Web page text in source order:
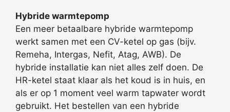
Hybride warmtepomp
Een meer betaalbare hybride warmtepomp
werkt samen met een CV-ketel op gas (bijv.
Remeha, Intergas, Nefit, Atag, AWB). De
hybride installatie kan niet alles zelf doen. De
HR-ketel staat klaar als het koud is in huis, en
als er op 1 moment veel warm tapwater wordt
gebruikt. Het bestellen van een hybride